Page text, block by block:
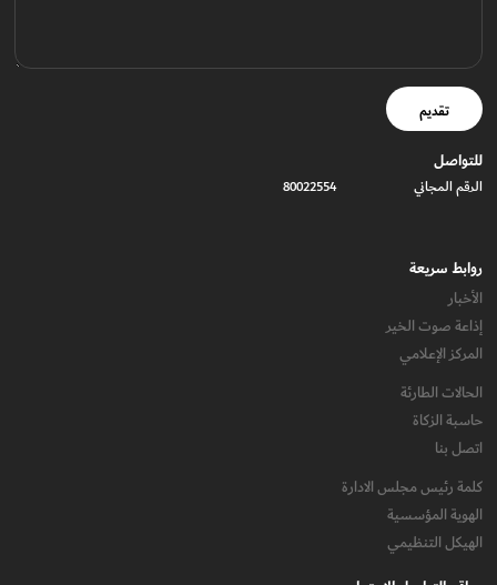
تقديم
للتواصل
الرقم المجاني 80022554
روابط سريعة
الأخبار
إذاعة صوت الخير
المركز الإعلامي
الحالات الطارئة
حاسبة الزكاة
اتصل بنا
كلمة رئيس مجلس الادارة
الهوية المؤسسية
الهيكل التنظيمي